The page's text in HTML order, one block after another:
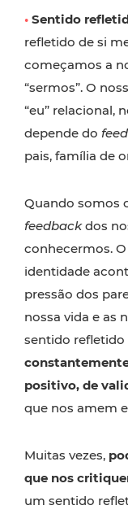
• Sentido
refletido de si
começamos a
“sermos”. O
“eu” relacional,
depende do
pais, família de
Quando somos
feedbackdos
conhecermos.
identidade
pressão dos
nossa vida e as
sentido refletido
positivo, de
que nos amem
Muitas vezes,
que nos
um sentido